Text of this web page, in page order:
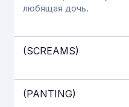
любящая дочь.
(SCREAMS)
(PANTING)